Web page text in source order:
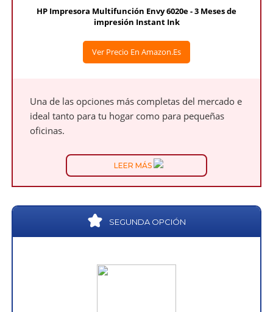
HP Impresora Multifunción Envy 6020e - 3 Meses de
impresión Instant Ink
Ver Precio En Amazon.es
Una de las opciones más completas del mercado e
ideal tanto para tu hogar como para pequeñas
oficinas.
LEER MÁS
SEGUNDA OPCIÓN